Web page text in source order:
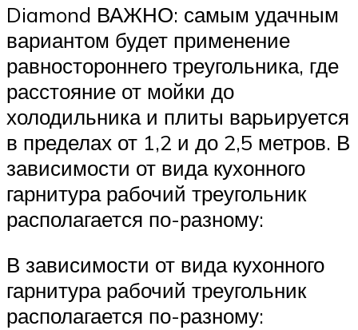
Diamond ВАЖНО: самым удачным
вариантом будет применение
равностороннего треугольника, где
расстояние от мойки до
холодильника и плиты варьируется
в пределах от 1,2 и до 2,5 метров. В
зависимости от вида кухонного
гарнитура рабочий треугольник
располагается по-разному:
В зависимости от вида кухонного
гарнитура рабочий треугольник
располагается по-разному: